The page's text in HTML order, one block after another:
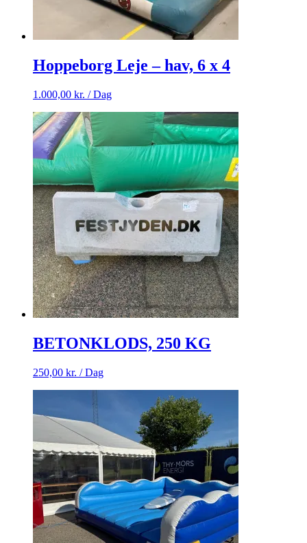
Hoppeborg Leje – hav, 6 x 4
1.000,00 kr. / Dag
BETONKLODS, 250 KG
250,00 kr. / Dag